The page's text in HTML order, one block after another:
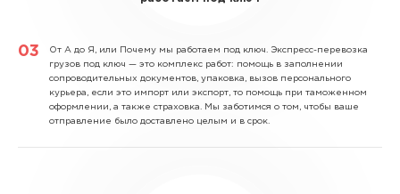
От А до Я, или Почему мы работаем под ключ. Экспресс-перевозка
грузов под ключ — это комплекс работ: помощь в заполнении
сопроводительных документов, упаковка, вызов персонального
курьера, если это импорт или экспорт, то помощь при таможенном
оформлении, а также страховка. Мы заботимся о том, чтобы ваше
отправление было доставлено целым и в срок.